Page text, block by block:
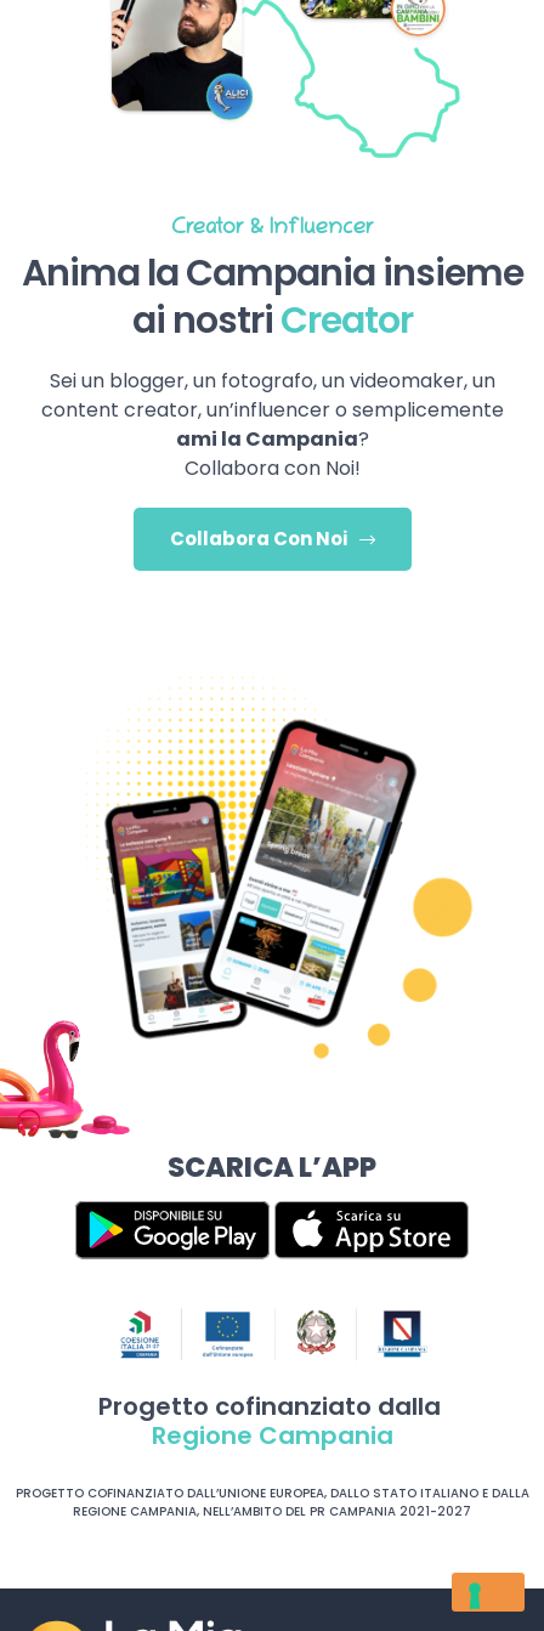
Creator & Influencer
Anima la Campania insieme
ai nostriCreator
Sei un blogger, un fotografo, un videomaker, un
content creator, un’influencer o semplicemente
ami la Campania?
Collabora con Noi!
Collabora Con Noi
SCARICA L’APP
Progetto cofinanziato dalla
Regione Campania
PROGETTO COFINANZIATO DALL’UNIONE EUROPEA, DALLO STATO ITALIANO E DALLA
REGIONE CAMPANIA, NELL’AMBITO DEL PR CAMPANIA 2021-2027